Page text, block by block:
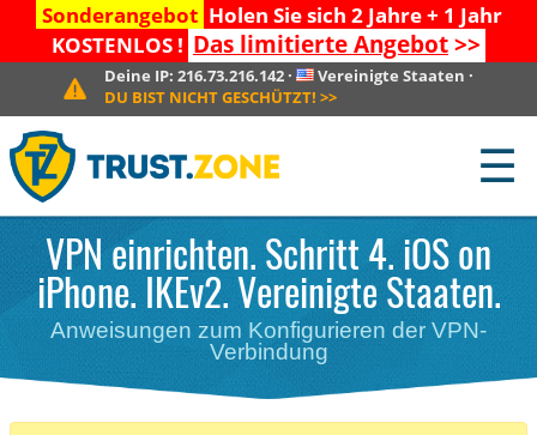
Sonderangebot Holen Sie sich 2 Jahre + 1 Jahr
KOSTENLOS ! Das limitierte Angebot>>
Deine IP: 216.73.216.142· Vereinigte Staaten ·
DU BIST NICHT GESCHÜTZT! >>
☰
VPN einrichten. Schritt 4. iOS on
iPhone. IKEv2. Vereinigte Staaten.
Anweisungen zum Konfigurieren der VPN-
Verbindung